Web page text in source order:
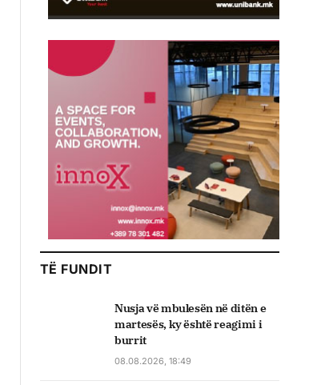
TË FUNDIT
Nusja vë mbulesën në ditën e
martesës, ky është reagimi i
burrit
08.08.2026, 18:49